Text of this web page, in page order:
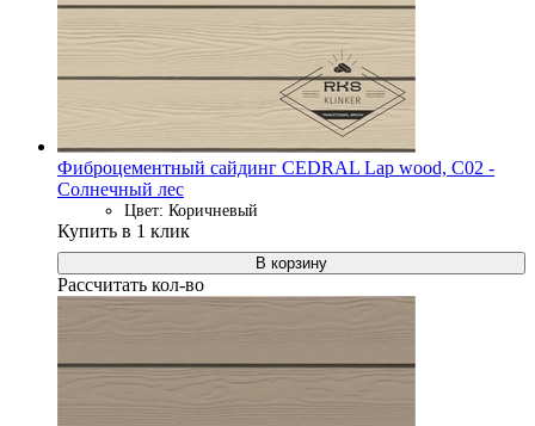
Фиброцементный сайдинг CEDRAL Lap wood, C02 -
Солнечный лес
Цвет: Коричневый
Купить в 1 клик
В корзину
Рассчитать кол-во